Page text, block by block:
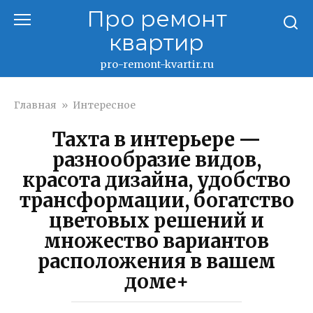
Про ремонт
квартир
pro-remont-kvartir.ru
Главная » Интересное
Тахта в интерьере —
разнообразие видов,
красота дизайна, удобство
трансформации, богатство
цветовых решений и
множество вариантов
расположения в вашем
доме+